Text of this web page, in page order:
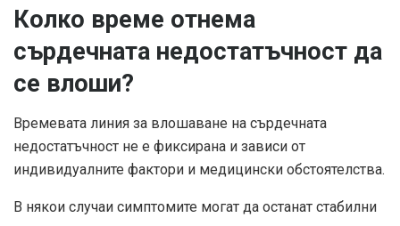
Колко време отнема
сърдечната недостатъчност да
се влоши?
Времевата линия за влошаване на сърдечната
недостатъчност не е фиксирана и зависи от
индивидуалните фактори и медицински обстоятелства.
В някои случаи симптомите могат да останат стабилни